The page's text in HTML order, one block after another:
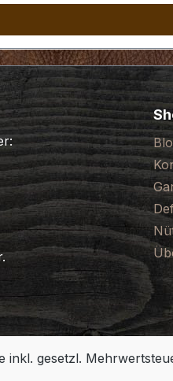
.
inkl. gesetzl.